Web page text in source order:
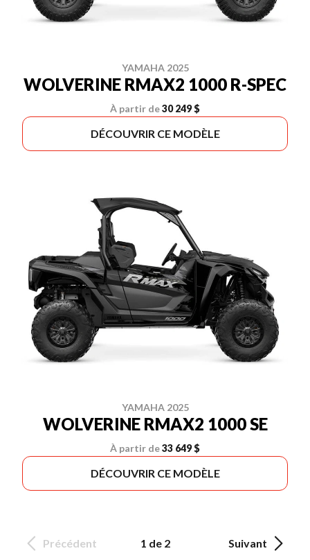
YAMAHA 2025
WOLVERINE RMAX2 1000 R-SPEC
À partir de30 249 $
DÉCOUVRIR CE MODÈLE
YAMAHA 2025
WOLVERINE RMAX2 1000 SE
À partir de33 649 $
DÉCOUVRIR CE MODÈLE
Précédent 1 de 2 Suivant